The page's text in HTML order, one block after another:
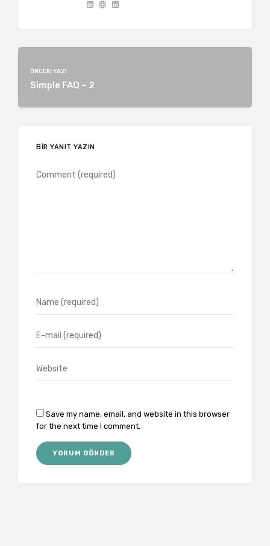
ÖNCEKI YAZI
Simple FAQ – 2
BIR YANIT YAZIN
Save my name, email, and website in this browser
for the next time I comment.